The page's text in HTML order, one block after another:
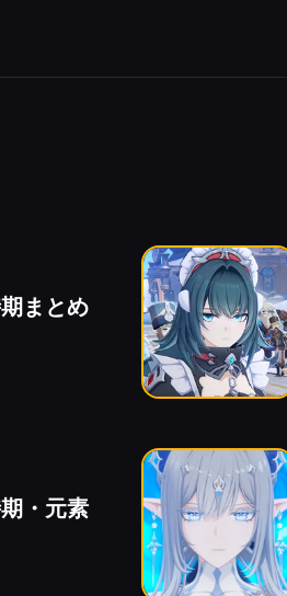
まとめ
・元素